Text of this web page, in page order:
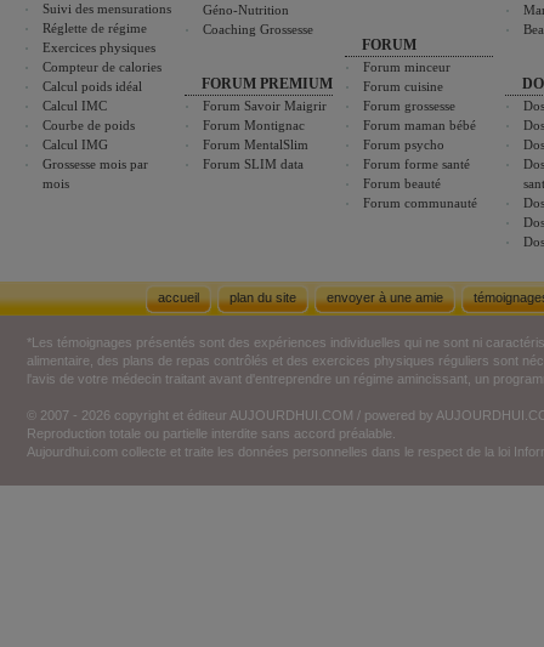
Suivi des mensurations
Réglette de régime
Exercices physiques
Compteur de calories
Calcul poids idéal
Calcul IMC
Courbe de poids
Calcul IMG
Grossesse mois par
mois
Géno-Nutrition
Coaching Grossesse
FORUM PREMIUM
Forum Savoir Maigrir
Forum Montignac
Forum MentalSlim
Forum SLIM data
FORUM
Forum minceur
Forum cuisine
Forum grossesse
Forum maman bébé
Forum psycho
Forum forme santé
Forum beauté
Forum communauté
accueil plan du site envoyer à une amie
*Les témoignages présentés sont des expériences individuelles qui ne sont ni
alimentaire, des plans de repas contrôlés et des exercices physiques réguliers sont
l'avis de votre médecin traitant avant d'entreprendre un régime amincissant, un
© 2007 - 2026 copyright et éditeur AUJOURDHUI.COM / powered by
Reproduction totale ou partielle interdite sans accord préalable.
Aujourdhui.com collecte et traite les données personnelles dans le respect de la loi